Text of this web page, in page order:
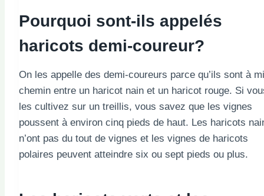
Pourquoi sont-ils appelés
haricots demi-coureur?
On les appelle des demi-coureurs parce qu’ils sont à
chemin entre un haricot nain et un haricot rouge. Si
les cultivez sur un treillis, vous savez que les vignes
poussent à environ cinq pieds de haut. Les haricots
n’ont pas du tout de vignes et les vignes de haricots
polaires peuvent atteindre six ou sept pieds ou plus.